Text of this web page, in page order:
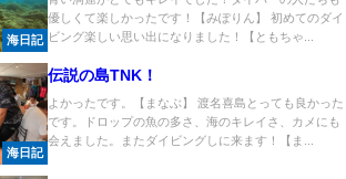
海日記
優しくて楽しかったです！【みぽりん】 初めてのダイ
ビング楽しい思い出になりました！【ともちゃ...
海日記
伝説の島TNK！
よかったです。【まなぶ】 渡名喜島とっても良かった
です。ドロップの魚の多さ、海のキレイさ、カメにも
会えました。またダイビングしに来ます！【ま...